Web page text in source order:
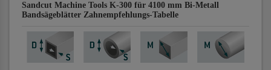
Sandcut Machine Tools K-300 für 4100 mm Bi-Metall
Bandsägeblätter Zahnempfehlungs-Tabelle